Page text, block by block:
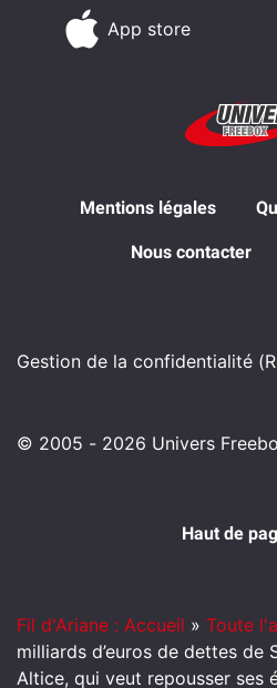
App store
Mentions légales
Nous contacter
Gestion de la confidentialité
© 2005 - 2026 Univers
Haut de
Fil d'Ariane : Accueil » Toute
milliards d’euros de dettes de
Altice, qui veut repousser ses